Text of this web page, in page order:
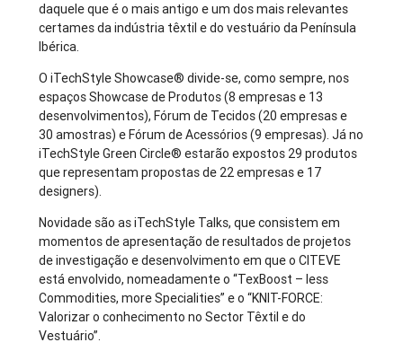
daquele que é o mais antigo e um dos mais relevantes
certames da indústria têxtil e do vestuário da Península
Ibérica.
O iTechStyle Showcase® divide-se, como sempre, nos
espaços Showcase de Produtos (8 empresas e 13
desenvolvimentos), Fórum de Tecidos (20 empresas e
30 amostras) e Fórum de Acessórios (9 empresas). Já no
iTechStyle Green Circle® estarão expostos 29 produtos
que representam propostas de 22 empresas e 17
designers).
Novidade são as iTechStyle Talks, que consistem em
momentos de apresentação de resultados de projetos
de investigação e desenvolvimento em que o CITEVE
está envolvido, nomeadamente o “TexBoost – less
Commodities, more Specialities” e o “KNIT-FORCE:
Valorizar o conhecimento no Sector Têxtil e do
Vestuário”.